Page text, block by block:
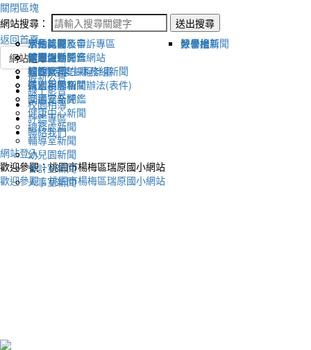
關閉區塊
網站搜尋：
送出搜尋
返回首頁
網站選單
最新公告
宣傳新聞
榮譽榜
教導處新聞
教學組新聞
輔導室-學生事務組新聞
研習相關新聞
圖書室新聞
健康中心新聞
總務處新聞
輔導室新聞
幼兒園新聞
會計室新聞
人事室新聞
線上影音
活動比賽影音
新聞報導影音
校園影音
好書推薦
各處室影音
校園相簿
活動剪影
體育活動
適性社團
評鑑專區
學生獎懲及申訴專區
健康促進評鑑網站
115學年度課程計畫
性別平等相關辦法(表件)
交通安全評鑑
聯絡我們
網站登入
歡迎參觀：桃園市楊梅區瑞原國小網站
歡迎參觀：桃園市楊梅區瑞原國小網站